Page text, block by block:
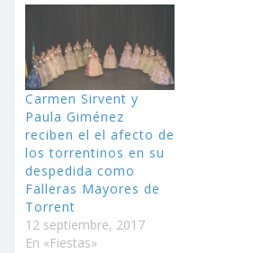
Carmen Sirvent y
Paula Giménez
reciben el el afecto de
los torrentinos en su
despedida como
Falleras Mayores de
Torrent
12 septiembre, 2017
En «Fiestas»